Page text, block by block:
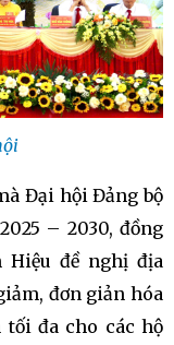
Đại hội Đảng bộ
– 2030, đồng
Hiệu đề nghị địa
đơn giản hóa
đa cho các hộ